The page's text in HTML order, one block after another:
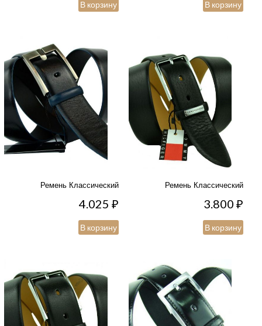
В корзину В корзину
Ремень Классический
4.025₽
В корзину
Ремень Классический
3.800₽
В корзину